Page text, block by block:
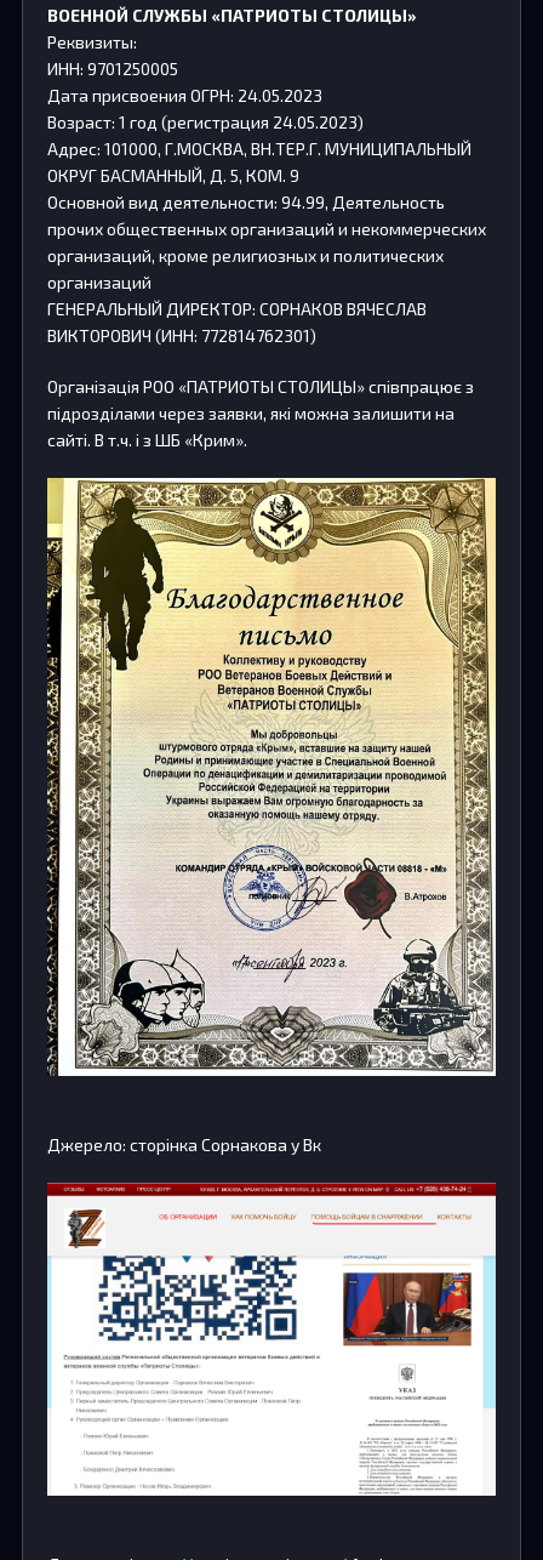
ВОЕННОЙ СЛУЖБЫ «ПАТРИОТЫ СТОЛИЦЫ»
Реквизиты:
ИНН: 9701250005
Дата присвоения ОГРН: 24.05.2023
Возраст: 1 год (регистрация 24.05.2023)
Адрес: 101000, Г.МОСКВА, ВН.ТЕР.Г. МУНИЦИПАЛЬНЫЙ
ОКРУГ БАСМАННЫЙ, Д. 5, КОМ. 9
Основной вид деятельности: 94.99, Деятельность
прочих общественных организаций и некоммерческих
организаций, кроме религиозных и политических
организаций
ГЕНЕРАЛЬНЫЙ ДИРЕКТОР: СОРНАКОВ ВЯЧЕСЛАВ
ВИКТОРОВИЧ (ИНН: 772814762301)
Організація РОО «ПАТРИОТЫ СТОЛИЦЫ» співпрацює з
підрозділами через заявки, які можна залишити на
сайті. В т.ч. і з ШБ «Крим».
Джерело: сторінка Сорнакова у Вк